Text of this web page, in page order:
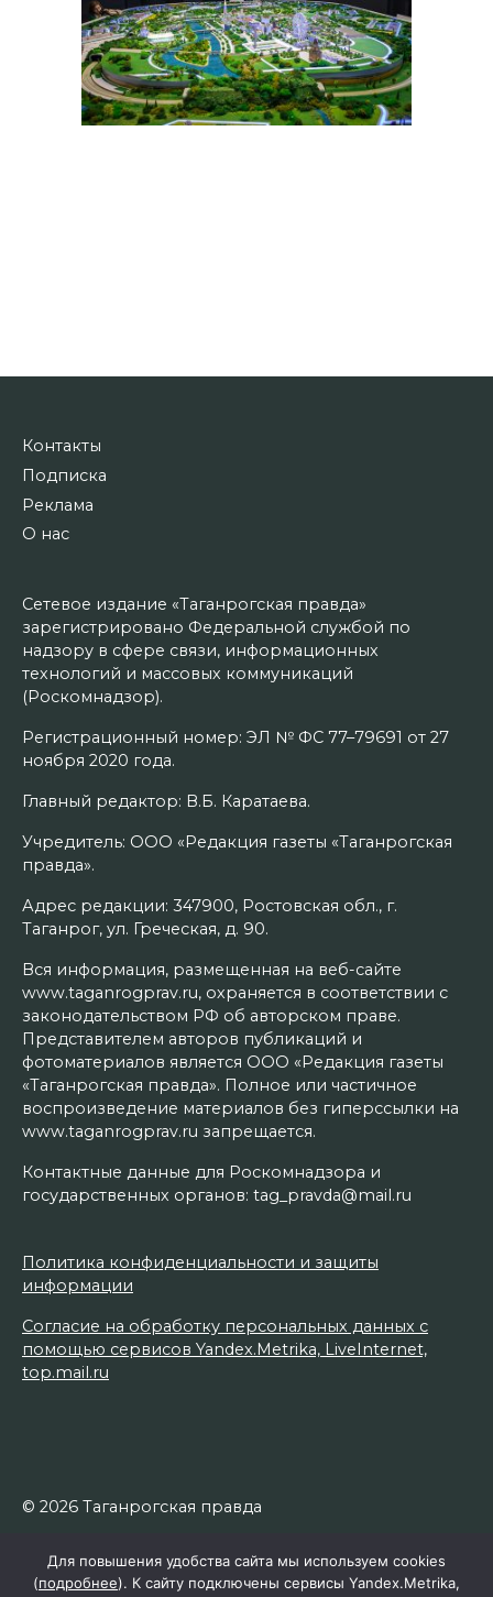
Контакты
Подписка
Реклама
О нас
Сетевое издание «Таганрогская правда»
зарегистрировано Федеральной службой по
надзору в сфере связи, информационных
технологий и массовых коммуникаций
(Роскомнадзор).
Регистрационный номер: ЭЛ № ФС 77–79691 от 27
ноября 2020 года.
Главный редактор: В.Б. Каратаева.
Учредитель: ООО «Редакция газеты «Таганрогская
правда».
Адрес редакции: 347900, Ростовская обл., г.
Таганрог, ул. Греческая, д. 90.
Вся информация, размещенная на веб-сайте
www.taganrogprav.ru, охраняется в соответствии с
законодательством РФ об авторском праве.
Представителем авторов публикаций и
фотоматериалов является ООО «Редакция газеты
«Таганрогская правда». Полное или частичное
воспроизведение материалов без гиперссылки на
www.taganrogprav.ru запрещается.
Контактные данные для Роскомнадзора и
государственных органов: tag_pravda@mail.ru
Политика конфиденциальности и защиты
информации
Согласие на обработку персональных данных с
помощью сервисов Yandex.Metrika, LiveInternet,
top.mail.ru
© 2026 Таганрогская правда
Для повышения удобства сайта мы используем cookies
(подробнее). К сайту подключены сервисы Yandex.Metrika,